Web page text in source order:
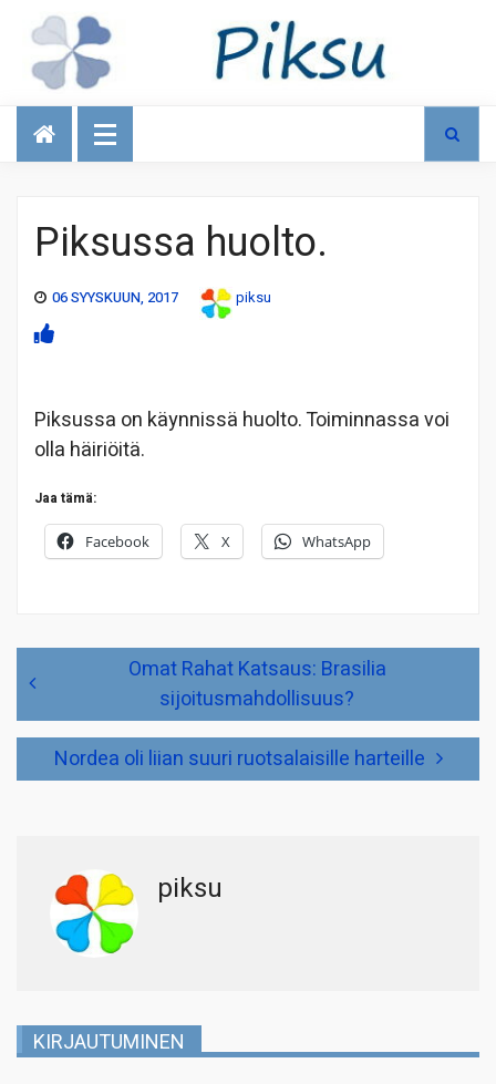
Talous
Piksussa huolto.
06 SYYSKUUN, 2017 piksu
Piksussa on käynnissä huolto. Toiminnassa voi
olla häiriöitä.
Jaa tämä:
Facebook X WhatsApp
selaus
Omat Rahat Katsaus: Brasilia
sijoitusmahdollisuus?
Nordea oli liian suuri ruotsalaisille harteille
piksu
KIRJAUTUMINEN